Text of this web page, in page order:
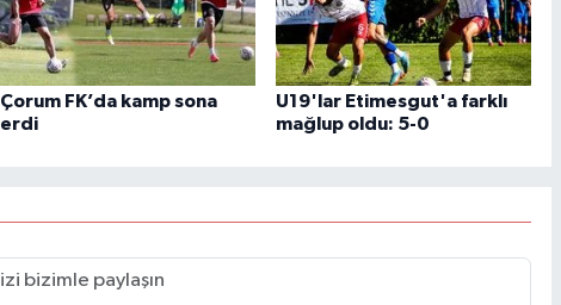
Çorum FK’da kamp sona
erdi
U19'lar Etimesgut'a farklı
mağlup oldu: 5-0